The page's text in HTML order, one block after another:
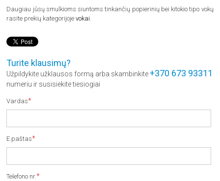
Daugiau jūsų smulkioms siuntoms tinkančių popierinių bei kitokio tipo vokų
rasite prekių kategorijojevokai.
Turite klausimų?
Užpildykite užklausos formą arba skambinkite+370 673 93311
numeriu ir susisiekite tiesiogiai
Vardas*
E.paštas*
Telefono nr.*